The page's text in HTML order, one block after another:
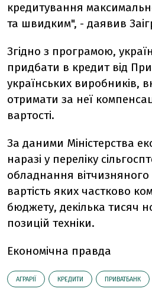
кредитування
та швидким", - даявив
Згідно з програмою,
придбати в кредит від
українських виробників,
отримати за неї
вартості.
За даними Міністерства
наразі у переліку
обладнання
вартість яких частково
бюджету, декілька тисяч
позицій техніки.
Економічна правда
АГРАРІЇ КРЕДИТИ ПРИВАТБАНК